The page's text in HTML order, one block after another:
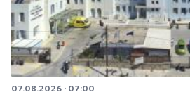
07.08.2026 · 07:00